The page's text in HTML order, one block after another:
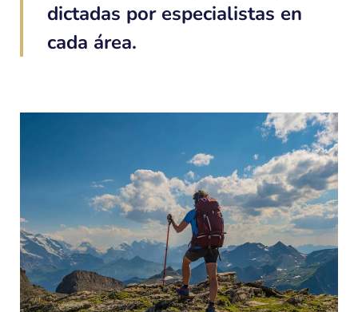
dictadas por especialistas en
cada área.